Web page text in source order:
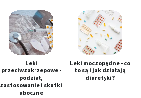
Leki
przeciwzakrzepowe -
podział,
zastosowanie i skutki
uboczne
Leki moczopędne - co
to są i jak działają
diuretyki?